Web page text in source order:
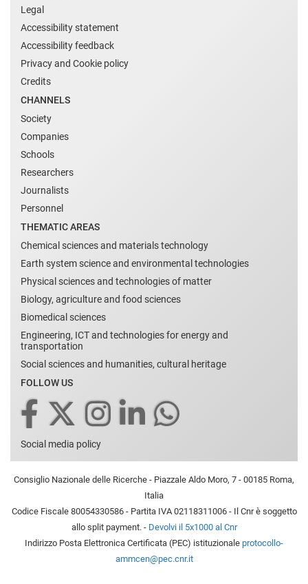
Legal
Accessibility statement
Accessibility feedback
Privacy and Cookie policy
Credits
CHANNELS
Society
Companies
Schools
Researchers
Journalists
Personnel
THEMATIC AREAS
Chemical sciences and materials technology
Earth system science and environmental technologies
Physical sciences and technologies of matter
Biology, agriculture and food sciences
Biomedical sciences
Engineering, ICT and technologies for energy and
transportation
Social sciences and humanities, cultural heritage
FOLLOW US
Social media policy
Consiglio Nazionale delle Ricerche - Piazzale Aldo Moro, 7 - 00185 Roma,
Italia
Codice Fiscale 80054330586 - Partita IVA 02118311006 - Il Cnr è soggetto
allo split payment. - Devolvi il 5x1000 al Cnr
Indirizzo Posta Elettronica Certificata (PEC) istituzionale protocollo-
ammcen@pec.cnr.it